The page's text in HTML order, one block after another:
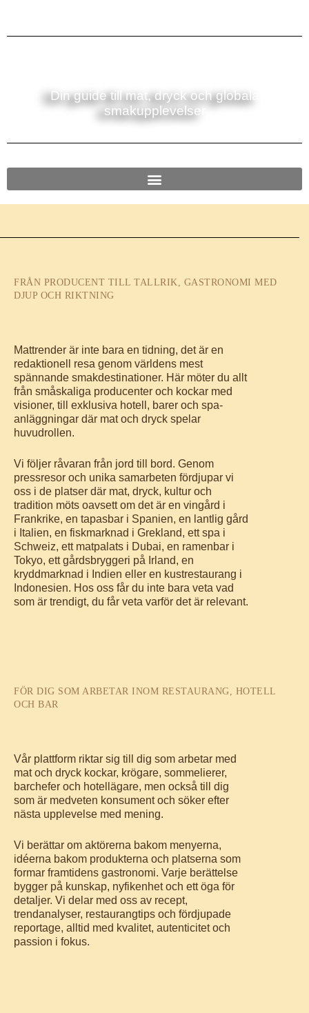
Din guide till mat, dryck och globala
smakupplevelser
FRÅN PRODUCENT TILL TALLRIK, GASTRONOMI MED
DJUP OCH RIKTNING
Mattrender är inte bara en tidning, det är en
redaktionell resa genom världens mest
spännande smakdestinationer. Här möter du allt
från småskaliga producenter och kockar med
visioner, till exklusiva hotell, barer och spa-
anläggningar där mat och dryck spelar
huvudrollen.
Vi följer råvaran från jord till bord. Genom
pressresor och unika samarbeten fördjupar vi
oss i de platser där mat, dryck, kultur och
tradition möts oavsett om det är en vingård i
Frankrike, en tapasbar i Spanien, en lantlig gård
i Italien, en fiskmarknad i Grekland, ett spa i
Schweiz, ett matpalats i Dubai, en ramenbar i
Tokyo, ett gårdsbryggeri på Irland, en
kryddmarknad i Indien eller en kustrestaurang i
Indonesien. Hos oss får du inte bara veta vad
som är trendigt, du får veta varför det är relevant.
FÖR DIG SOM ARBETAR INOM RESTAURANG, HOTELL
OCH BAR
Vår plattform riktar sig till dig som arbetar med
mat och dryck kockar, krögare, sommelierer,
barchefer och hotellägare, men också till dig
som är medveten konsument och söker efter
nästa upplevelse med mening.
Vi berättar om aktörerna bakom menyerna,
idéerna bakom produkterna och platserna som
formar framtidens gastronomi. Varje berättelse
bygger på kunskap, nyfikenhet och ett öga för
detaljer. Vi delar med oss av recept,
trendanalyser, restaurangtips och fördjupade
reportage, alltid med kvalitet, autenticitet och
passion i fokus.